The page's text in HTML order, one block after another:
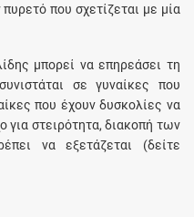
που σχετίζεται με μία
μπορεί να επηρεάσει τη
σε γυναίκες που
που έχουν δυσκολίες να
για στειρότητα, διακοπή των
να εξετάζεται (δείτε